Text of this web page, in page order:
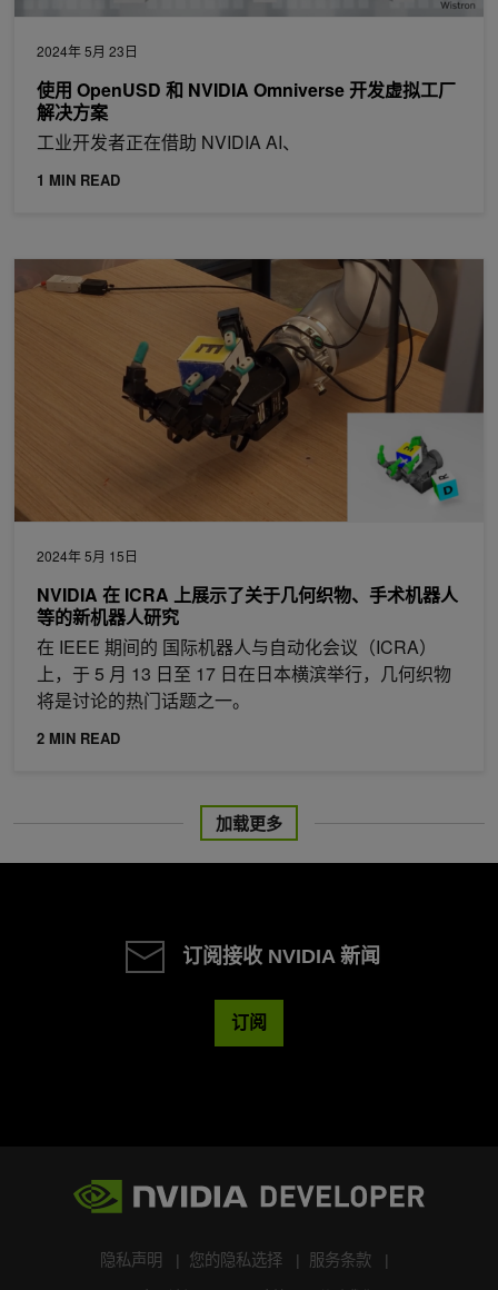
2024年 5月 23日
使用 OpenUSD 和 NVIDIA Omniverse 开发虚拟工厂
解决方案
工业开发者正在借助 NVIDIA AI、
1 MIN READ
2024年 5月 15日
NVIDIA 在 ICRA 上展示了关于几何织物、手术机器人
等的新机器人研究
在 IEEE 期间的 国际机器人与自动化会议（ICRA）
上，于 5 月 13 日至 17 日在日本横滨举行，几何织物
将是讨论的热门话题之一。
2 MIN READ
NVIDIA 在 ICRA 上展示了关于几何织物、手术机器人等的新机器
加载更多
订阅接收 NVIDIA 新闻
订阅
隐私声明 您的隐私选择 服务条款